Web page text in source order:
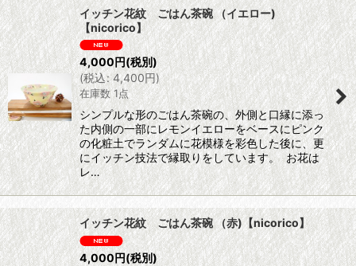
イッチン花紋 ごはん茶碗 （イエロー)
【nicorico】
4,000円(税別)
(税込: 4,400円)
在庫数 1点
シンプルな形のごはん茶碗の、外側と口縁に添っ
た内側の一部にレモンイエローをベースにピンク
の化粧土でランダムに花模様を彩色した後に、更
にイッチン技法で縁取りをしています。 お花は
レ…
イッチン花紋 ごはん茶碗 （赤)【nicorico】
4,000円(税別)